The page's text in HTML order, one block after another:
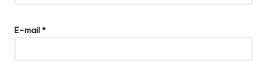
E-mail*